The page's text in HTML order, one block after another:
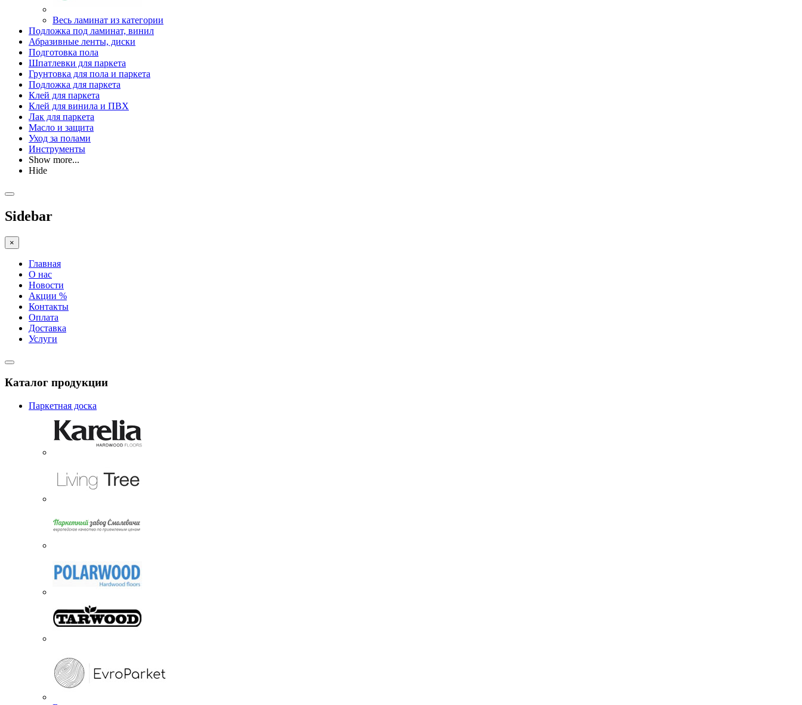
Весь ламинат из категории
Подложка под ламинат, винил
Абразивные ленты, диски
Подготовка пола
Шпатлевки для паркета
Грунтовка для пола и паркета
Подложка для паркета
Клей для паркета
Клей для винила и ПВХ
Лак для паркета
Масло и защита
Уход за полами
Инструменты
Show more...
Hide
Sidebar
×
Главная
О нас
Новости
Акции %
Контакты
Оплата
Доставка
Услуги
Каталог продукции
Паркетная доска